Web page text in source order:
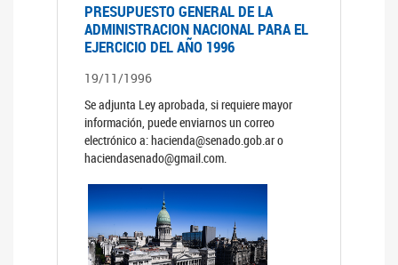
PRESUPUESTO GENERAL DE LA
ADMINISTRACION NACIONAL PARA EL
EJERCICIO DEL AÑO 1996
19/11/1996
Se adjunta Ley aprobada, si requiere mayor
información, puede enviarnos un correo
electrónico a: hacienda@senado.gob.ar o
haciendasenado@gmail.com.